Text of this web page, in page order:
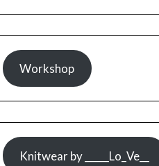
Workshop
Knitwear by _____Lo_Ve__